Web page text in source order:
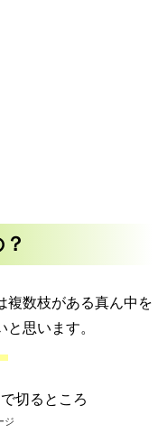
複数枝がある真ん中を
思います。
ジ